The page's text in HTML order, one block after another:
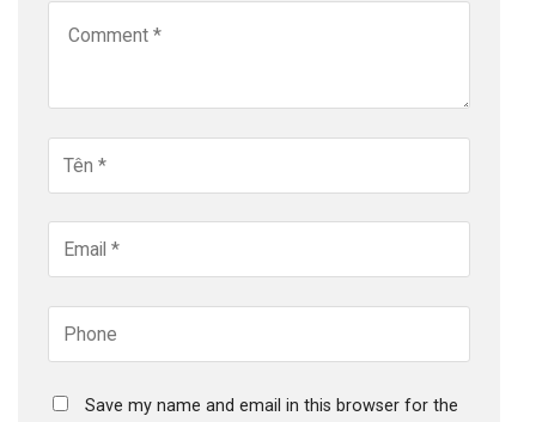
Save my name and email in this browser for the